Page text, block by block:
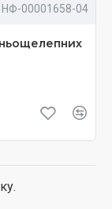
НФ-00001658-04